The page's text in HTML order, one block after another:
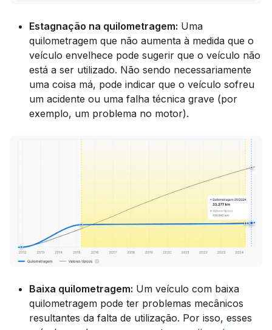
Estagnação na quilometragem: Uma
quilometragem que não aumenta à medida que o
veículo envelhece pode sugerir que o veículo não
está a ser utilizado. Não sendo necessariamente
uma coisa má, pode indicar que o veículo sofreu
um acidente ou uma falha técnica grave (por
exemplo, um problema no motor).
Baixa quilometragem: Um veículo com baixa
quilometragem pode ter problemas mecânicos
resultantes da falta de utilização. Por isso, esses